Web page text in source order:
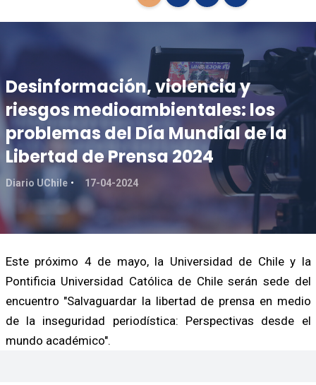
Desinformación, violencia y
riesgos medioambientales: los
problemas del Día Mundial de la
Libertad de Prensa 2024
Diario UChile 17-04-2024
Este próximo 4 de mayo, la Universidad de Chile y la
Pontificia Universidad Católica de Chile serán sede del
encuentro "Salvaguardar la libertad de prensa en medio
de la inseguridad periodística: Perspectivas desde el
mundo académico".